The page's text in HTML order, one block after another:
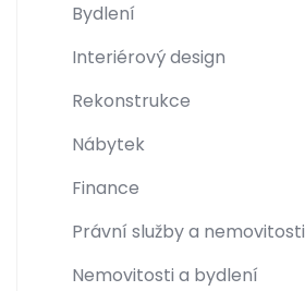
Bydlení
Interiérový design
Rekonstrukce
Nábytek
Finance
Právní služby a nemovitosti
Nemovitosti a bydlení